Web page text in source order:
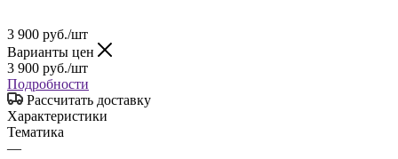
3 900 руб./шт
Варианты цен
3 900 руб./шт
Подробности
Рассчитать доставку
Характеристики
Тематика
—